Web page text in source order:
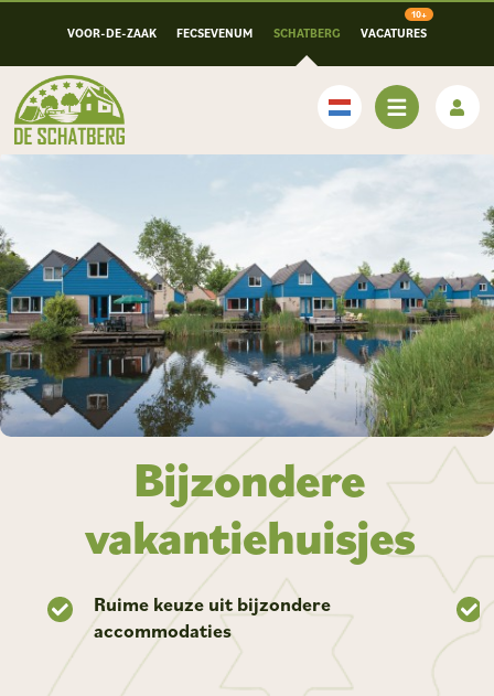
VOOR-DE-ZAAK FECSEVENUM SCHATBERG VACATURES
Nederlands
Bijzondere
vakantiehuisjes
Ruime keuze uit bijzondere
accommodaties